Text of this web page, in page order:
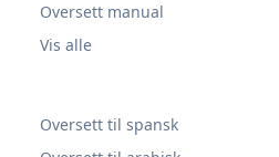
Oversett manual
Vis alle
Oversett til spansk